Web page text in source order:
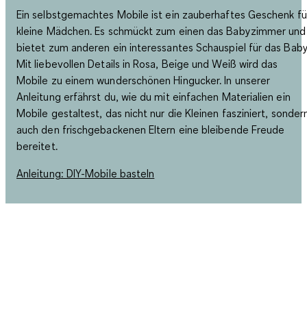
Ein selbstgemachtes Mobile ist ein zauberhaftes Geschenk
kleine Mädchen. Es schmückt zum einen das Babyzimmer und
bietet zum anderen ein interessantes Schauspiel für das
Mit liebevollen Details in Rosa, Beige und Weiß wird das
Mobile zu einem wunderschönen Hingucker. In unserer
Anleitung erfährst du, wie du mit einfachen Materialien ein
Mobile gestaltest, das nicht nur die Kleinen fasziniert,
auch den frischgebackenen Eltern eine bleibende Freude
bereitet.
Anleitung: DIY-Mobile basteln